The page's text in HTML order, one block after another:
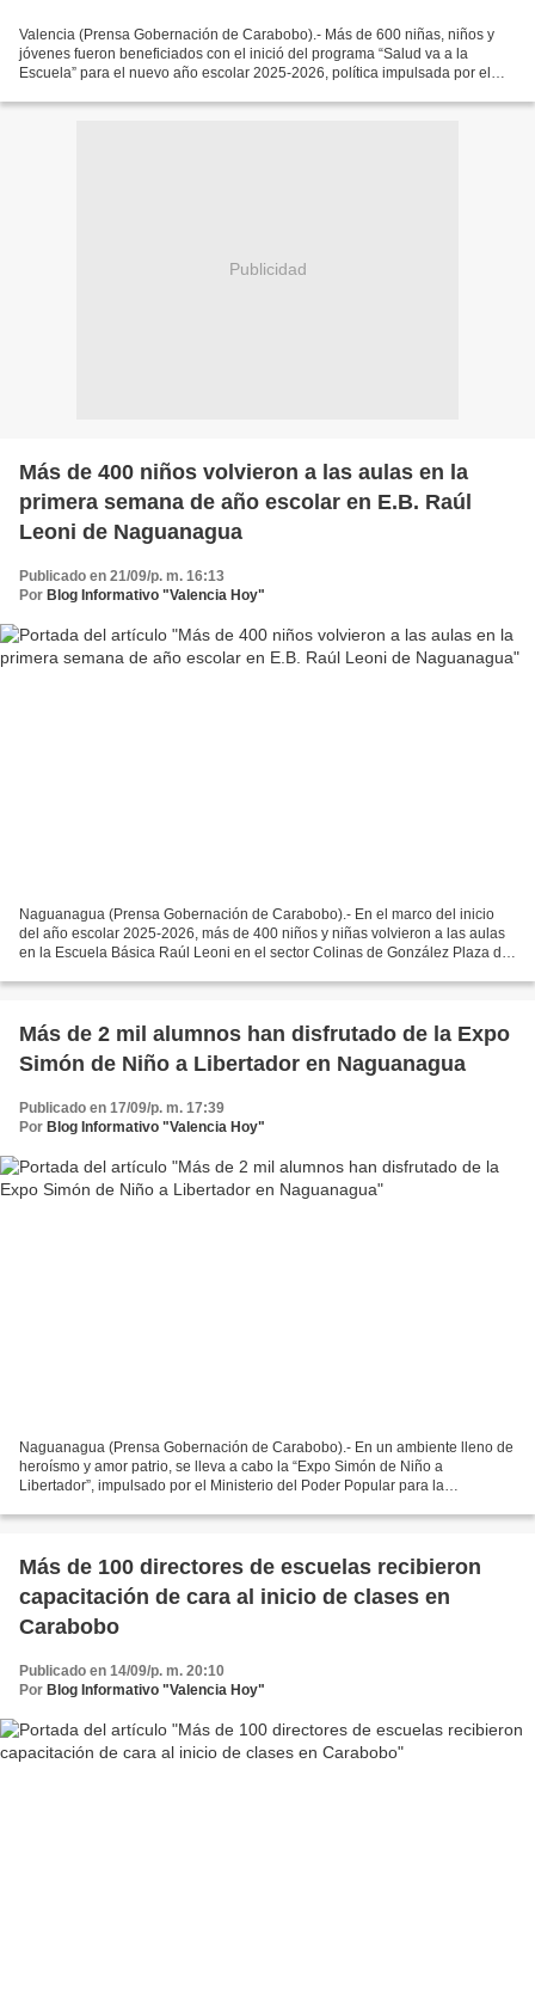
Valencia (Prensa Gobernación de Carabobo).- Más de 600 niñas, niños y
jóvenes fueron beneficiados con el inició del programa “Salud va a la
Escuela” para el nuevo año escolar 2025-2026, política impulsada por el
Publicidad
Más de 400 niños volvieron a las aulas en la
primera semana de año escolar en E.B. Raúl
Leoni de Naguanagua
Publicado en 21/09/p. m. 16:13
Por Blog Informativo "Valencia Hoy"
Naguanagua (Prensa Gobernación de Carabobo).- En el marco del inicio
del año escolar 2025-2026, más de 400 niños y niñas volvieron a las aulas
en la Escuela Básica Raúl Leoni en el sector Colinas de González Plaza del
Más de 2 mil alumnos han disfrutado de la Expo
Simón de Niño a Libertador en Naguanagua
Publicado en 17/09/p. m. 17:39
Por Blog Informativo "Valencia Hoy"
Naguanagua (Prensa Gobernación de Carabobo).- En un ambiente lleno de
heroísmo y amor patrio, se lleva a cabo la “Expo Simón de Niño a
Libertador”, impulsado por el Ministerio del Poder Popular para la
Más de 100 directores de escuelas recibieron
capacitación de cara al inicio de clases en
Carabobo
Publicado en 14/09/p. m. 20:10
Por Blog Informativo "Valencia Hoy"